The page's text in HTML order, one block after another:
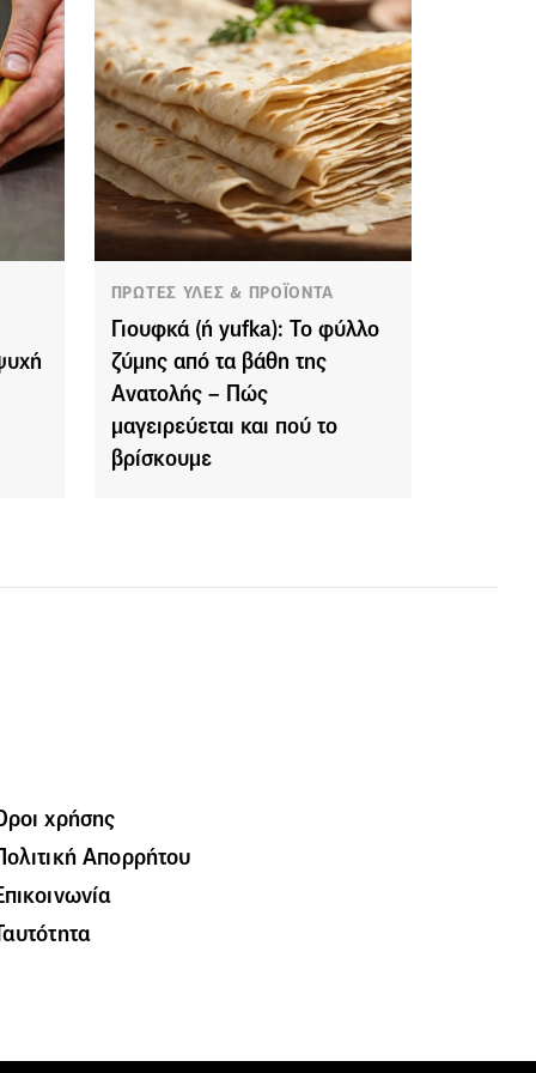
ΠΡΩΤΕΣ ΥΛΕΣ & ΠΡΟΪΟΝΤΑ
Γιουφκά (ή yufka): Το φύλλο
ζύμης από τα βάθη της
Ανατολής – Πώς
μαγειρεύεται και πού το
βρίσκουμε
χρήσης
Απορρήτου